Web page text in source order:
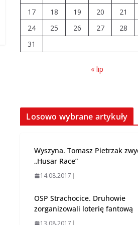
04.08.2026
Wiata
skarbowe
nieczynne
17
18 19 20 21
24
25 26 27 28
31
« lip
Losowo wybrane artykuły
Wyszyna. Tomasz Pietrzak
„Husar Race”
14.08.2017
OSP Strachocice. Druhowie
zorganizowali loterię fantową